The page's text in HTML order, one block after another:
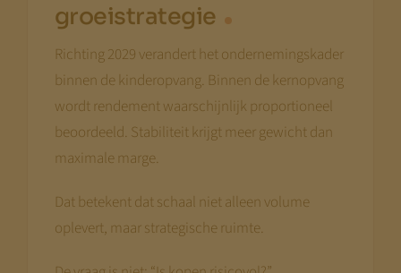
groeistrategie
Richting 2029 verandert het ondernemingskader
binnen de kinderopvang. Binnen de kernopvang
wordt rendement waarschijnlijk proportioneel
beoordeeld. Stabiliteit krijgt meer gewicht dan
maximale marge.
Dat betekent dat schaal niet alleen volume
oplevert, maar strategische ruimte.